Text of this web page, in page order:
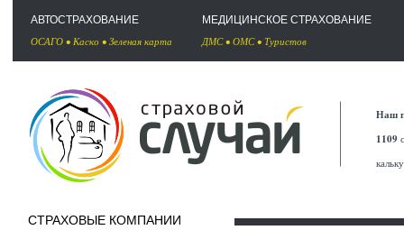
АВТОСТРАХОВАНИЕ
ОСАГО • Каско • Зеленая карта
МЕДИЦИНСКОЕ СТРАХОВАНИЕ
ДМС• ОМС• Туристов
Наш
1109
СТРАХОВЫЕ КОМПАНИИ